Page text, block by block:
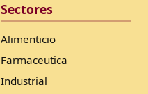
Sectores
Alimenticio
Farmaceutica
Industrial